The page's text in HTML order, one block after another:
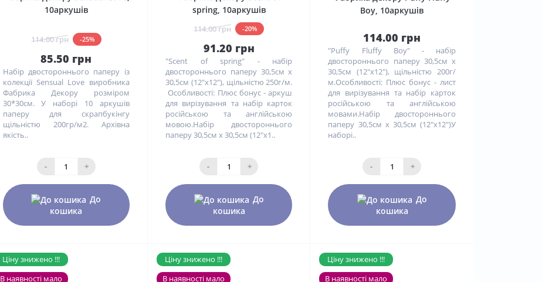
10аркушів
114.00 грн -25%
85.50 грн
Набір двостороннього паперу із
колекції Sensual Love виробника
Фабрика Декору розміром
30*30см. У наборі 10 аркушів
паперу для скрапбукінгу
щільністю 200гр/м2. Архівна
якість..
- +
До
кошика
spring, 10аркушів
114.00 грн -20%
91.20 грн
"Scent of spring" - набір
двостороннього паперу 30,5см х
30,5см (12"x12"), щільністю 250г/м.
Особливості: Плюс бонус - аркуш
для вирізування та набір карток
російською та англійською
мовою.Набір двостороннього
паперу 30,5см х 30,5см (12"x1..
- +
До
кошика
Boy, 10аркушів
114.00 грн
"Puffy Fluffy Boy" - набір
двостороннього паперу 30,5см х
30,5см (12"x12"), щільністю 200г/
м.Особливості: Плюс бонус - лист
для вирізування та набір карток
російською та англійською
мовами.Набір двостороннього
паперу 30,5см х 30,5см (12"x12")У
наборі..
- +
До
кошика
Ціну знижено !!!
В наявності мало
Ціну знижено !!!
В наявності мало
Ціну знижено !!!
В наявності мало